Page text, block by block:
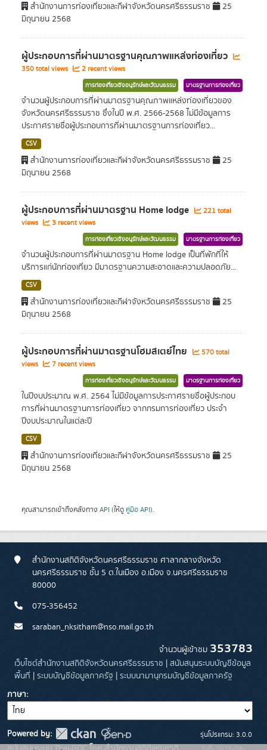
สำนักงานการท่องเที่ยวและกีฬาจังหวัดนครศรีธรรมราช
25
มิถุนายน 2568
ผู้ประกอบการที่ผ่านมาตรฐานคุณภาพแหล่งท่องเที่ยว
350 total views 2 recent views
การท่องเที่ยวเชิงอนุรักษ์และวัฒนธรรม มาตรฐานการท่องเที่ยว
จำนวนผู้ประกอบการที่ผ่านมาตรฐานคุณภาพแหล่งท่องเที่ยวของ
จังหวัดนครศรีธรรมราช ซึ่งในปี พ.ศ. 2566-2568 ไม่มีข้อมูลการ
ประกาศรายชื่อผู้ประกอบการที่ผ่านมาตรฐานการท่องเที่ยว...
CSV
สำนักงานการท่องเที่ยวและกีฬาจังหวัดนครศรีธรรมราช
25
มิถุนายน 2568
ผู้ประกอบการที่ผ่านมาตรฐาน Home lodge
221 total
views
3 recent views
การท่องเที่ยวเชิงอนุรักษ์และวัฒนธรรม มาตรฐานการท่องเที่ยว
จำนวนผู้ประกอบการที่ผ่านมาตรฐาน Home lodge เป็นที่พักที่ให้
บริการแก่นักท่องเที่ยว มีมาตรฐานความสะอาดและความปลอดภัย...
CSV
สำนักงานการท่องเที่ยวและกีฬาจังหวัดนครศรีธรรมราช
25
มิถุนายน 2568
ผู้ประกอบการที่ผ่านมาตรฐานโฮมสเตย์ไทย
570 total
views
7 recent views
การท่องเที่ยวเชิงอนุรักษ์และวัฒนธรรม มาตรฐานการท่องเที่ยว
ในปีงบประมาณ พ.ศ. 2564 ไม่มีข้อมูลการประกาศรายชื่อผู้ประกอบ
การที่ผ่านมาตรฐานการท่องเที่ยว จากกรมการท่องเที่ยว ประจำ
ปีงบประมาณในแต่ละปี
CSV
สำนักงานการท่องเที่ยวและกีฬาจังหวัดนครศรีธรรมราช
25
มิถุนายน 2568
คุณสามารถเข้าถึงคลังทาง API (ให้ดู คู่มือ API).
สำนักงานสถิติจังหวัดนครศรีธรรมราช ศาลากลางจังหวัด
นครศรีธรรมราช ชั้น 5 ต.ในเมือง อ.เมือง จ.นครศรีธรรมราช
80000
075-356452
saraban_nksitham@nso.mail.go.th
จำนวนผู้เข้าชม 353783
เว็บไซต์สำนักงานสถิติจังหวัดนครศรีธรรมราช | สนับสนุนระบบบัญชีข้อมูล
พื้นที่ | ระบบบัญชีข้อมูลภาครัฐ | ระบบนามานุกรมบัญชีข้อมูลภาครัฐ
ภาษา
Powered by:
รุ่นโปรแกรม: 3.0.0